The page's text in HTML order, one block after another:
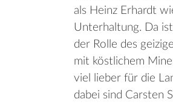
als Heinz Erhardt
Unterhaltung. Da
der Rolle des
mit köstlichem
viel lieber für die
dabei sind Carsten